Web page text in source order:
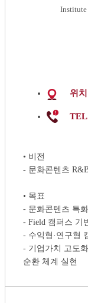
Institute
위치
• 비전
- 문화콘텐츠
• 목표
- 문화콘텐츠 특
- Field 캠퍼스 기
- 수익형·연구형
- 기업가치 고도
순환 체계 실현